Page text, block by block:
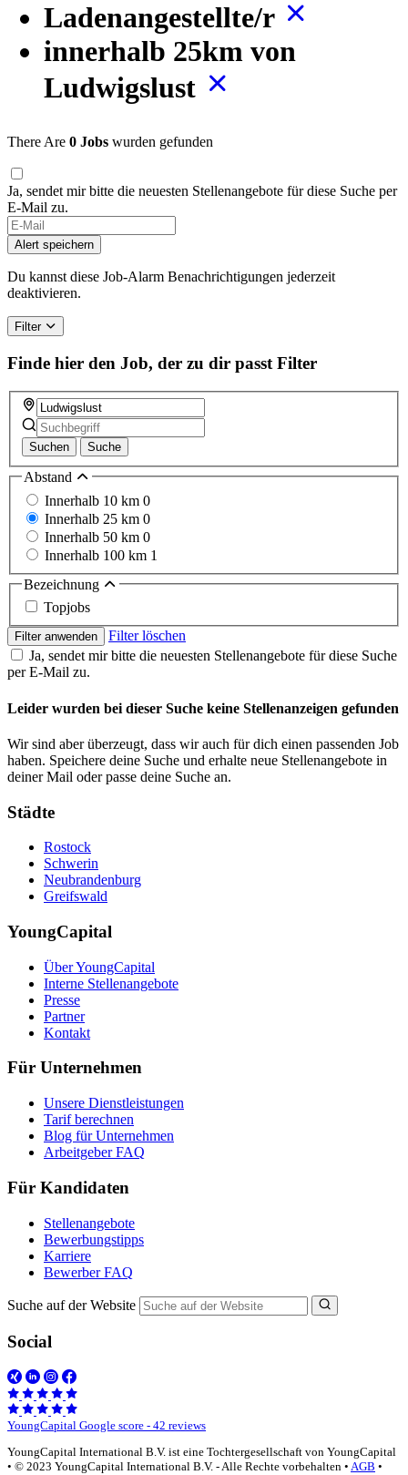
Ladenangestellte/r
innerhalb 25km von
Ludwigslust
There Are 0 Jobs wurden gefunden
Ja, sendet mir bitte die neuesten Stellenangebote für diese Suche per
E-Mail zu.
Alert speichern
Du kannst diese Job-Alarm Benachrichtigungen jederzeit
deaktivieren.
Filter
Finde hier den Job, der zu dir passt Filter
Suchen Suche
Abstand
Innerhalb 10 km 0
Innerhalb 25 km 0
Innerhalb 50 km 0
Innerhalb 100 km 1
Bezeichnung
Topjobs
Filter anwenden
Filter löschen
Ja, sendet mir bitte die neuesten Stellenangebote für diese Suche
per E-Mail zu.
Leider wurden bei dieser Suche keine Stellenanzeigen gefunden
Wir sind aber überzeugt, dass wir auch für dich einen passenden Job
haben. Speichere deine Suche und erhalte neue Stellenangebote in
deiner Mail oder passe deine Suche an.
Städte
Rostock
Schwerin
Neubrandenburg
Greifswald
YoungCapital
Über YoungCapital
Interne Stellenangebote
Presse
Partner
Kontakt
Für Unternehmen
Unsere Dienstleistungen
Tarif berechnen
Blog für Unternehmen
Arbeitgeber FAQ
Für Kandidaten
Stellenangebote
Bewerbungstipps
Karriere
Bewerber FAQ
Suche auf der Website
Social
YoungCapital Google score - 42 reviews
YoungCapital International B.V. ist eine Tochtergesellschaft von YoungCapital
• © 2023 YoungCapital International B.V. - Alle Rechte vorbehalten • AGB •